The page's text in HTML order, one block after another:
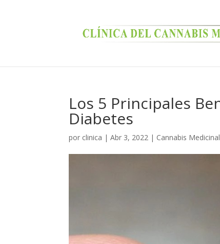
Los 5 Principales
Diabetes
por clinica |Abr 3, 2022 | Cannabis Medicinal